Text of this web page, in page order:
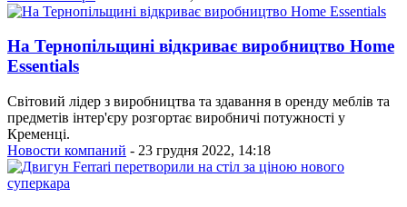
На Тернопільщині відкриває виробництво Home
Essentials
Світовий лідер з виробництва та здавання в оренду меблів та
предметів інтер'єру розгортає виробничі потужності у
Кременці.
Новости компаний - 23 грудня 2022, 14:18